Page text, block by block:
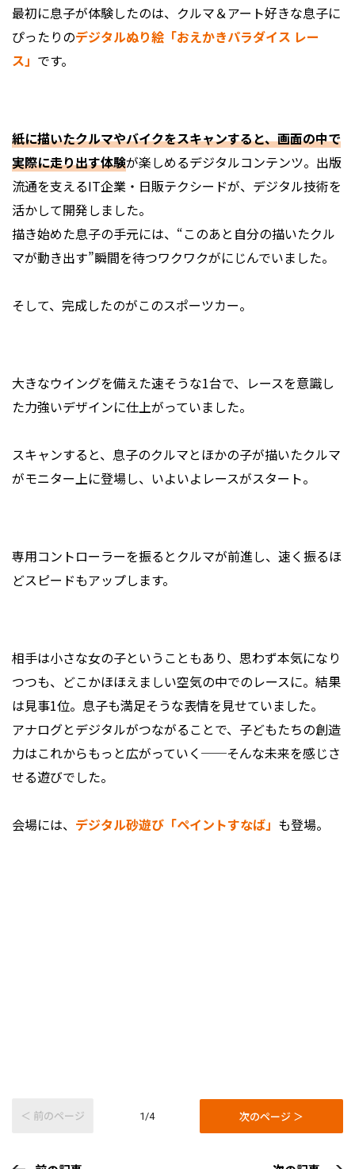
最初に息子が体験したのは、クルマ＆アート好きな息子に
ぴったりのデジタルぬり絵「おえかきパラダイス レー
ス」 です。
紙に描いたクルマやバイクをスキャンすると、画面の中で
実際に走り出す体験が楽しめるデジタルコンテンツ。出版
流通を支えるIT企業・日販テクシードが、デジタル技術を
活かして開発しました。
描き始めた息子の手元には、“このあと自分の描いたクル
マが動き出す”瞬間を待つワクワクがにじんでいました。
そして、完成したのがこのスポーツカー。
大きなウイングを備えた速そうな1台で、レースを意識し
た力強いデザインに仕上がっていました。
スキャンすると、息子のクルマとほかの子が描いたクルマ
がモニター上に登場し、いよいよレースがスタート。
専用コントローラーを振るとクルマが前進し、速く振るほ
どスピードもアップします。
相手は小さな女の子ということもあり、思わず本気になり
つつも、どこかほほえましい空気の中でのレースに。結果
は見事1位。息子も満足そうな表情を見せていました。
アナログとデジタルがつながることで、子どもたちの創造
力はこれからもっと広がっていく──そんな未来を感じさ
せる遊びでした。
会場には、 デジタル砂遊び「ペイントすなば」 も登場。
＜ 前のページ 1/4 次のページ ＞